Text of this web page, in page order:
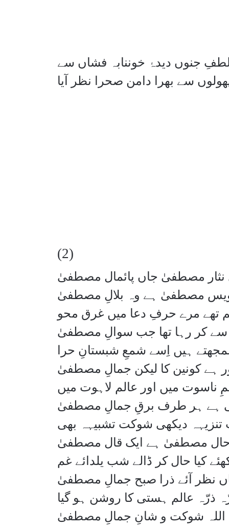
لطفِ جنوں دیدۂ خوننابہ فشاں سے
سے بھرا دامن صحرا نظر آیا
(2)
نثار مصطفیٰ جاں پائمال مصطفیٰ
مصطفیٰ ہے وہ بلالِ مصطفیٰ
تھے مرے حرفِ دعا میں غرق محو
سے کر رہا تھا جب سوالِ مصطفیٰ
ہیں اِسے شمعِ شبستانِ حرا
ہے کونین کا لیکن جمالِ مصطفیٰ
ناسوت میں اور عالم لاہوت میں
ہے ہر طرف برقِ جمالِ مصطفیٰ
دیکھی شوکت تشبیہہ بھی
حال مصطفیٰ ہے ایک قال مصطفیٰ
کیا حال کر ڈالے شب یلدائے غم
نظر آئے ذرا صبح جمالِ مصطفیٰ
ذرّہ عالم ہستی کا روشن ہو گیا
اللہ شوکت و شانِ جمالِ مصطفیٰ